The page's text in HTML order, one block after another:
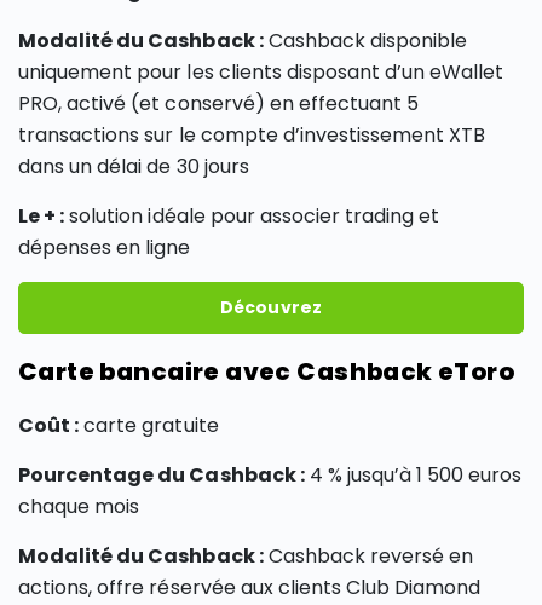
Modalité du Cashback :Cashback disponible
uniquement pour les clients disposant d’un eWallet
PRO, activé (et conservé) en effectuant 5
transactions sur le compte d’investissement XTB
dans un délai de 30 jours
Le + :solution idéale pour associer trading et
dépenses en ligne
Découvrez
Carte bancaire avec Cashback eToro
Coût :carte gratuite
Pourcentage du Cashback :4 % jusqu’à 1 500 euros
chaque mois
Modalité du Cashback :Cashback reversé en
actions, offre réservée aux clients Club Diamond